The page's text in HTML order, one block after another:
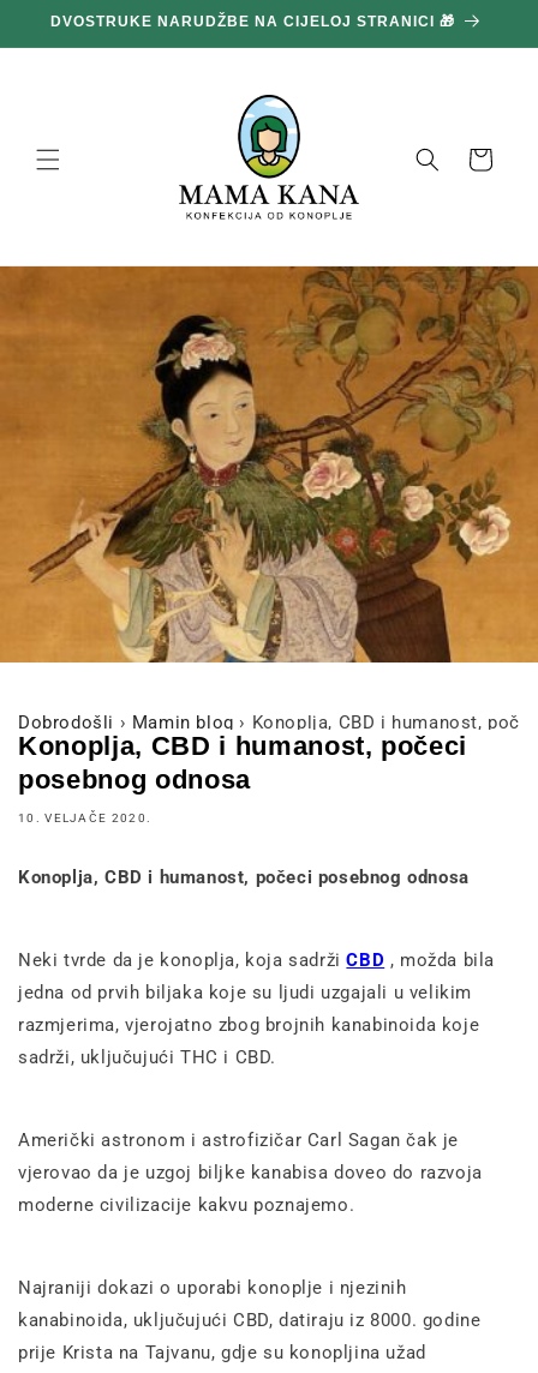
na
sadržaj
DVOSTRUKE NARUDŽBE NA CIJELOJ STRANICI 🎁
Košara
Dobrodošli › Mamin blog › Konoplja, CBD i humanost,
Konoplja, CBD i humanost, počeci
posebnog odnosa
10. VELJAČE 2020.
Konoplja, CBD i humanost, počeci posebnog odnosa
Neki tvrde da je konoplja, koja sadržiCBD , možda bila
jedna od prvih biljaka koje su ljudi uzgajali u velikim
razmjerima, vjerojatno zbog brojnih kanabinoida koje
sadrži, uključujući THC i CBD.
Američki astronom i astrofizičar Carl Sagan čak je
vjerovao da je uzgoj biljke kanabisa doveo do razvoja
moderne civilizacije kakvu poznajemo.
Najraniji dokazi o uporabi konoplje i njezinih
kanabinoida, uključujući CBD, datiraju iz 8000. godine
prije Krista na Tajvanu, gdje su konopljina užad